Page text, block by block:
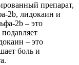
препарат,
2b, лидокаин и
2b – это
– это
боль и